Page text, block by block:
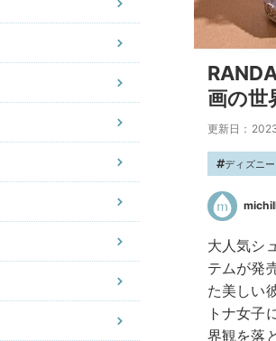
画の世
更新日：
ディズニー
大人気シ
テムが発
た美しい
トナ女子
界観を落